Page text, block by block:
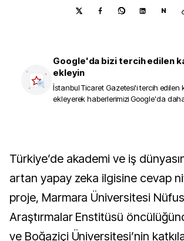
N
Google'da bizi tercih edilen
ekleyin
İstanbul Ticaret Gazetesi'i tercih edilen
ekleyerek haberlerimizi Google'da
Türkiye’de akademi ve iş dünyasında giderek
artan yapay zeka ilgisine cevap
proje, Marmara Üniversitesi
Araştırmalar Enstitüsü
ve Boğaziçi Üniversitesi’nin